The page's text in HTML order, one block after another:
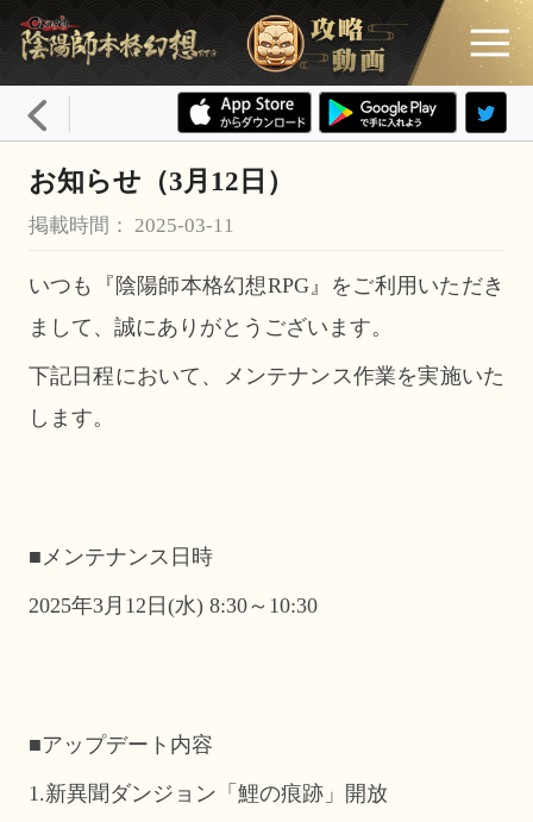
お知らせ（3月12日）
掲載時間： 2025-03-11
いつも『陰陽師本格幻想RPG』をご利用いただき
まして、誠にありがとうございます。
下記日程において、メンテナンス作業を実施いた
します。
■メンテナンス日時
2025年3月12日(水) 8:30～10:30
■アップデート内容
1.新異聞ダンジョン「鯉の痕跡」開放